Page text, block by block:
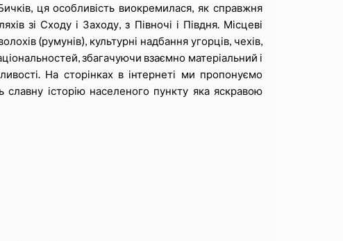
ця особливість виокремилася, як справжня
зі Сходу і Заходу, з Півночі і Півдня. Місцеві
(румунів), культурні надбання угорців, чехів,
збагачуючи взаємно матеріальний і
На сторінках в інтернеті ми пропонуємо
історію населеного пункту яка яскравою